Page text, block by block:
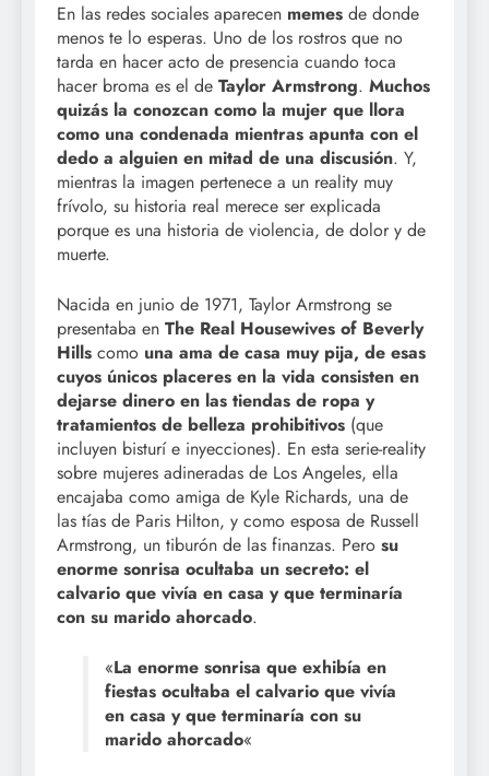
En las redes sociales aparecen memes de donde
menos te lo esperas. Uno de los rostros que no
tarda en hacer acto de presencia cuando toca
hacer broma es el de Taylor Armstrong. Muchos
quizás la conozcan como la mujer que llora
como una condenada mientras apunta con el
dedo a alguien en mitad de una discusión. Y,
mientras la imagen pertenece a un reality muy
frívolo, su historia real merece ser explicada
porque es una historia de violencia, de dolor y de
muerte.
Nacida en junio de 1971, Taylor Armstrong se
presentaba en The Real Housewives of Beverly
Hills como una ama de casa muy pija, de esas
cuyos únicos placeres en la vida consisten en
dejarse dinero en las tiendas de ropa y
tratamientos de belleza prohibitivos (que
incluyen bisturí e inyecciones). En esta serie-reality
sobre mujeres adineradas de Los Angeles, ella
encajaba como amiga de Kyle Richards, una de
las tías de Paris Hilton, y como esposa de Russell
Armstrong, un tiburón de las finanzas. Pero su
enorme sonrisa ocultaba un secreto: el
calvario que vivía en casa y que terminaría
con su marido ahorcado.
«La enorme sonrisa que exhibía en
fiestas ocultaba el calvario que vivía
en casa y que terminaría con su
marido ahorcado«